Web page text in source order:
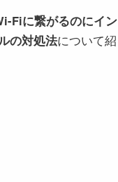
Fiに繋がるのにイン
の対処法について紹